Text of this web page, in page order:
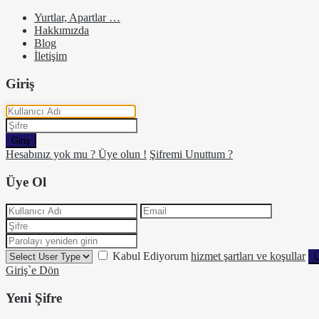
Yurtlar, Apartlar …
Hakkımızda
Blog
İletişim
Giriş
Giriş
Hesabınız yok mu ? Üye olun ! Şifremi Unuttum ?
Üye Ol
Kabul Ediyorum hizmet şartları ve koşullar
Giriş`e Dön
Yeni Şifre